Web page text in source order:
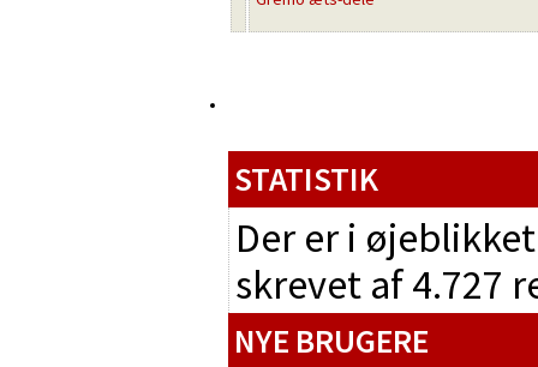
STATISTIK
Der er i
skrevet af 4.727
NYE BRUGERE